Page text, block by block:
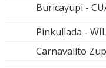
Buricayupi -
Pinkullada -
Carnavalito